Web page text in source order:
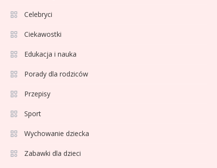
Celebryci
Ciekawostki
Edukacja i nauka
Porady dla rodziców
Przepisy
Sport
Wychowanie dziecka
Zabawki dla dzieci
formy i statystyk
4
La Liga rankingi: Tabela,
Lech Poznań rankingi: Analiza